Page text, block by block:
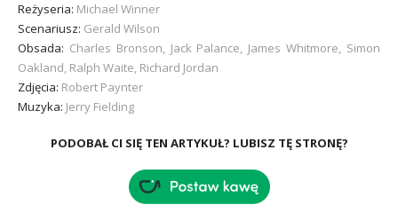
Reżyseria: Michael Winner
Scenariusz: Gerald Wilson
Obsada: Charles Bronson, Jack Palance, James Whitmore, Simon
Oakland, Ralph Waite, Richard Jordan
Zdjęcia: Robert Paynter
Muzyka: Jerry Fielding
PODOBAŁ CI SIĘ TEN ARTYKUŁ? LUBISZ TĘ STRONĘ?